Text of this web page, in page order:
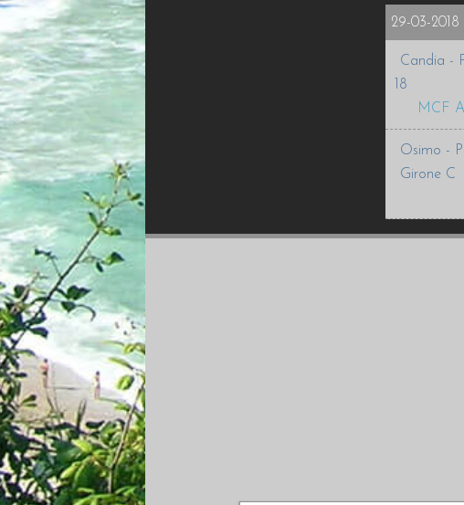
29-03-2018
Candia -
18
MCF
Osimo -
Girone C